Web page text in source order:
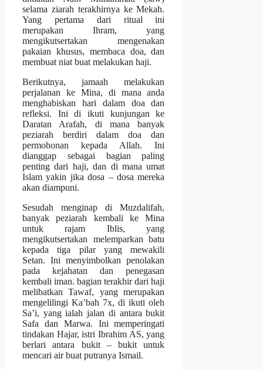
selama ziarah terakhirnya ke Mekah.
Yang pertama dari ritual ini
merupakan Ihram, yang
mengikutsertakan mengenakan
pakaian khusus, membaca doa, dan
membuat niat buat melakukan haji.
Berikutnya, jamaah melakukan
perjalanan ke Mina, di mana anda
menghabiskan hari dalam doa dan
refleksi. Ini di ikuti kunjungan ke
Daratan Arafah, di mana banyak
peziarah berdiri dalam doa dan
permohonan kepada Allah. Ini
dianggap sebagai bagian paling
penting dari haji, dan di mana umat
Islam yakin jika dosa – dosa mereka
akan diampuni.
Sesudah menginap di Muzdalifah,
banyak peziarah kembali ke Mina
untuk rajam Iblis, yang
mengikutsertakan melemparkan batu
kepada tiga pilar yang mewakili
Setan. Ini menyimbolkan penolakan
pada kejahatan dan penegasan
kembali iman. bagian terakhir dari haji
melibatkan Tawaf, yang merupakan
mengelilingi Ka’bah 7x, di ikuti oleh
Sa’i, yang ialah jalan di antara bukit
Safa dan Marwa. Ini memperingati
tindakan Hajar, istri Ibrahim AS, yang
berlari antara bukit – bukit untuk
mencari air buat putranya Ismail.